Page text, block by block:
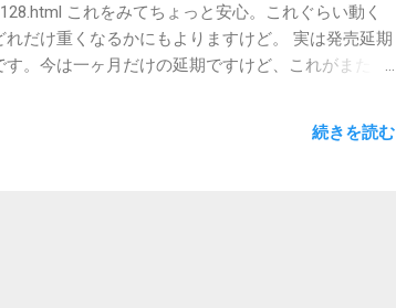
これをみてちょっと安心。これぐらい動く
だけ重くなるかにもよりますけど。 実は発売延期
。今は一ヶ月だけの延期ですけど、これがまたさ
ので今の7万円台の価格は悔しい部分がある物の、
続きを読む